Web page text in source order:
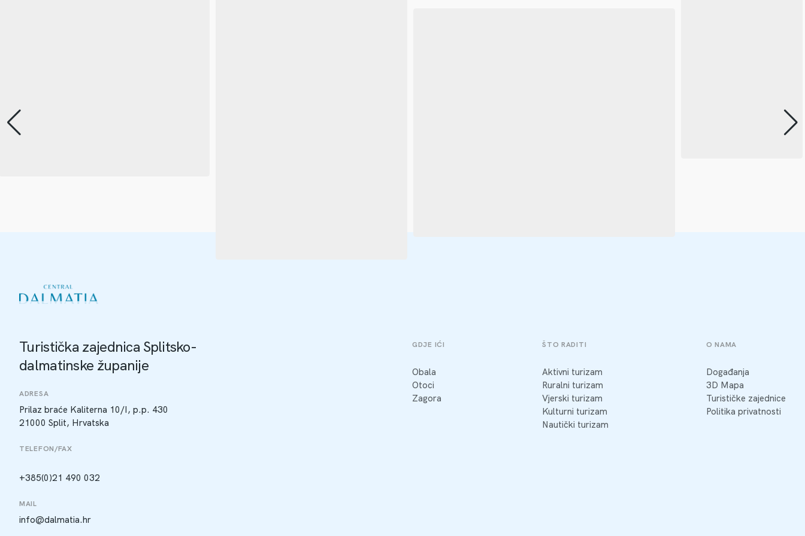
Turistička zajednica Splitsko-
dalmatinske županije
ADRESA
Prilaz braće Kaliterna 10/I, p.p. 430
21000 Split, Hrvatska
TELEFON/FAX
+385(0)21 490 032
MAIL
info@dalmatia.hr
GDJE IĆI
Obala
Otoci
Zagora
ŠTO RADITI
Aktivni turizam
Ruralni turizam
Vjerski turizam
Kulturni turizam
Nautički turizam
O NAMA
Događanja
3D Mapa
Turističke zajednice
Politika privatnosti